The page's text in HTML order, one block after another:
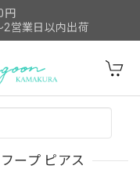
円
営業日以内出荷
ープ ピアス